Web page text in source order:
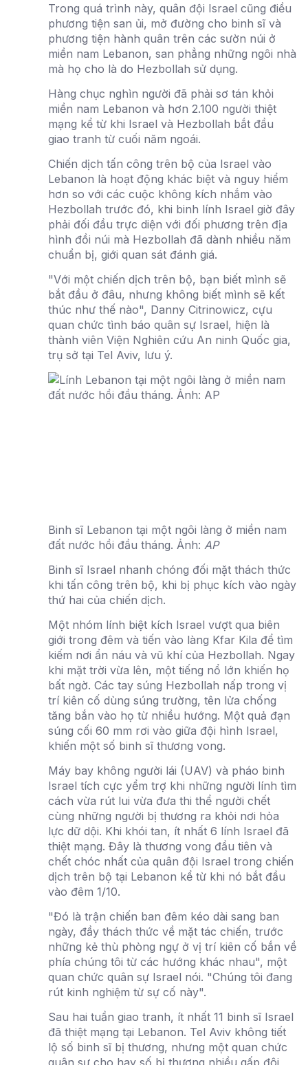
Trong quá trình này, quân đội Israel cũng điều
phương tiện san ủi, mở đường cho binh sĩ và
phương tiện hành quân trên các sườn núi ở
miền nam Lebanon, san phẳng những ngôi nhà
mà họ cho là do Hezbollah sử dụng.
Hàng chục nghìn người đã phải sơ tán khỏi
miền nam Lebanon và hơn 2.100 người thiệt
mạng kể từ khi Israel và Hezbollah bắt đầu
giao tranh từ cuối năm ngoái.
Chiến dịch tấn công trên bộ của Israel vào
Lebanon là hoạt động khác biệt và nguy hiểm
hơn so với các cuộc không kích nhắm vào
Hezbollah trước đó, khi binh lính Israel giờ đây
phải đối đầu trực diện với đối phương trên địa
hình đồi núi mà Hezbollah đã dành nhiều năm
chuẩn bị, giới quan sát đánh giá.
"Với một chiến dịch trên bộ, bạn biết mình sẽ
bắt đầu ở đâu, nhưng không biết mình sẽ kết
thúc như thế nào", Danny Citrinowicz, cựu
quan chức tình báo quân sự Israel, hiện là
thành viên Viện Nghiên cứu An ninh Quốc gia,
trụ sở tại Tel Aviv, lưu ý.
Binh sĩ Lebanon tại một ngôi làng ở miền nam
đất nước hồi đầu tháng. Ảnh:AP
Binh sĩ Israel nhanh chóng đối mặt thách thức
khi tấn công trên bộ, khi bị phục kích vào ngày
thứ hai của chiến dịch.
Một nhóm lính biệt kích Israel vượt qua biên
giới trong đêm và tiến vào làng Kfar Kila để tìm
kiếm nơi ẩn náu và vũ khí của Hezbollah. Ngay
khi mặt trời vừa lên, một tiếng nổ lớn khiến họ
bất ngờ. Các tay súng Hezbollah nấp trong vị
trí kiên cố dùng súng trường, tên lửa chống
tăng bắn vào họ từ nhiều hướng. Một quả đạn
súng cối 60 mm rơi vào giữa đội hình Israel,
khiến một số binh sĩ thương vong.
Máy bay không người lái (UAV) và pháo binh
Israel tích cực yểm trợ khi những người lính tìm
cách vừa rút lui vừa đưa thi thể người chết
cùng những người bị thương ra khỏi nơi hỏa
lực dữ dội. Khi khói tan, ít nhất 6 lính Israel đã
thiệt mạng. Đây là thương vong đầu tiên và
chết chóc nhất của quân đội Israel trong chiến
dịch trên bộ tại Lebanon kể từ khi nó bắt đầu
vào đêm 1/10.
"Đó là trận chiến ban đêm kéo dài sang ban
ngày, đầy thách thức về mặt tác chiến, trước
những kẻ thù phòng ngự ở vị trí kiên cố bắn về
phía chúng tôi từ các hướng khác nhau", một
quan chức quân sự Israel nói. "Chúng tôi đang
rút kinh nghiệm từ sự cố này".
Sau hai tuần giao tranh, ít nhất 11 binh sĩ Israel
đã thiệt mạng tại Lebanon. Tel Aviv không tiết
lộ số binh sĩ bị thương, nhưng một quan chức